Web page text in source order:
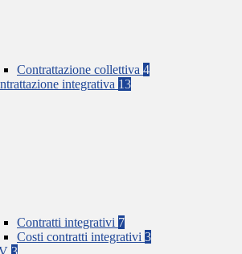
Contrattazione collettiva 4
integrativa 13
Contratti integrativi 7
Costi contratti integrativi 3